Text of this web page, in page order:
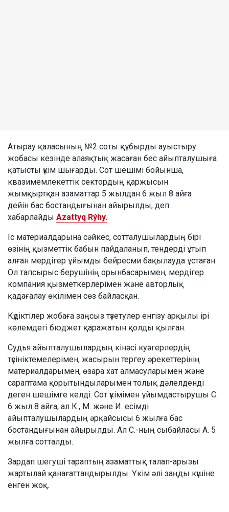
Атырау қаласының №2 соты құбырды ауыстыру
жобасы кезінде алаяқтық жасаған бес айыпталушыға
қатысты үкім шығарды. Сот шешімі бойынша,
квазимемлекеттік сектордың қаржысын
жымқыртқан азаматтар 5 жылдан 6 жыл 8 айға
дейін бас бостандығынан айырылды, деп
хабарлайды Azattyq Rýhy.
Іс материалдарына сәйкес, сотталушылардың бірі
өзінің қызметтік бабын пайдаланып, тендерді ұтып
алған мердігер ұйымды бейресми бақылауда ұстаған.
Ол тапсырыс берушінің орынбасарымен, мердігер
компания қызметкерлерімен және авторлық
қадағалау өкілімен сөз байласқан.
Күдіктілер жобаға заңсыз түзетулер енгізу арқылы ірі
көлемдегі бюджет қаражатын қолды қылған.
Судья айыпталушылардың кінәсі куәгерлердің
түсініктемелерімен, жасырын тергеу әрекеттерінің
материалдарымен, өзара хат алмасуларымен және
сараптама қорытындыларымен толық дәлелденді
деген шешімге келді. Сот үкімімен ұйымдастырушы С.
6 жыл 8 айға, ал К., М. және И. есімді
айыпталушылардың әрқайсысы 6 жылға бас
бостандығынан айырылды. Ал С.-ның сыбайласы А. 5
жылға сотталды.
Зардап шегуші тараптың азаматтық талап-арызы
жартылай қанағаттандырылды. Үкім әлі заңды күшіне
енген жоқ.